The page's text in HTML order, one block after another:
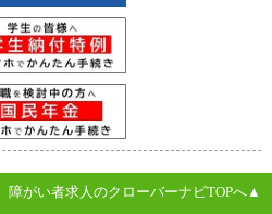
障がい者求人のクローバーナビTOPへ▲